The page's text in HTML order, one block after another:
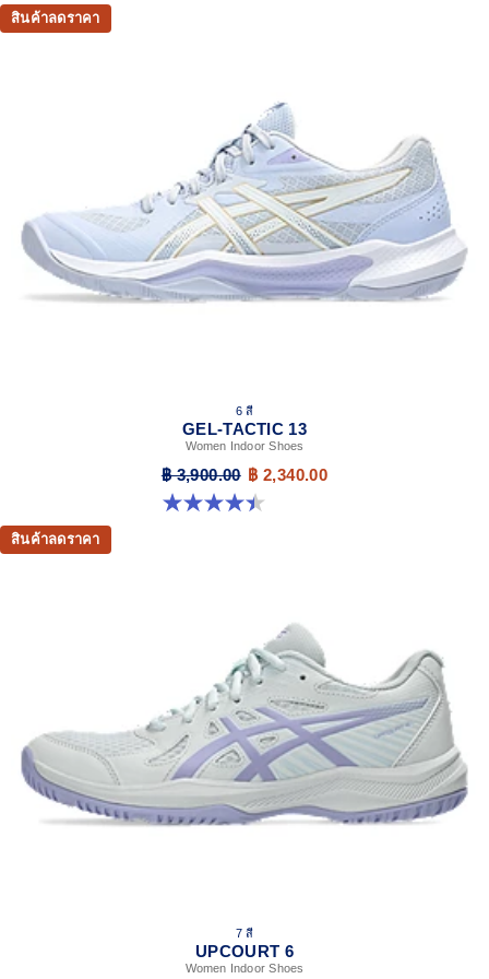
สินค้าลดราคา
6 สี
GEL-TACTIC 13
Women Indoor Shoes
฿ 3,900.00 ฿ 2,340.00
4.4 จาก 5 ดาว 12 รีวิว
สินค้าลดราคา
7 สี
UPCOURT 6
Women Indoor Shoes